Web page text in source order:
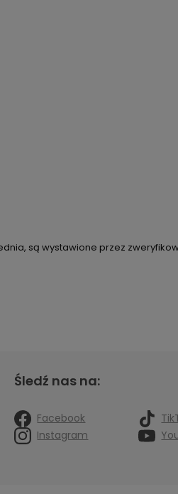
są wystawione przez
Śledź nas na:
Facebook
Instagram